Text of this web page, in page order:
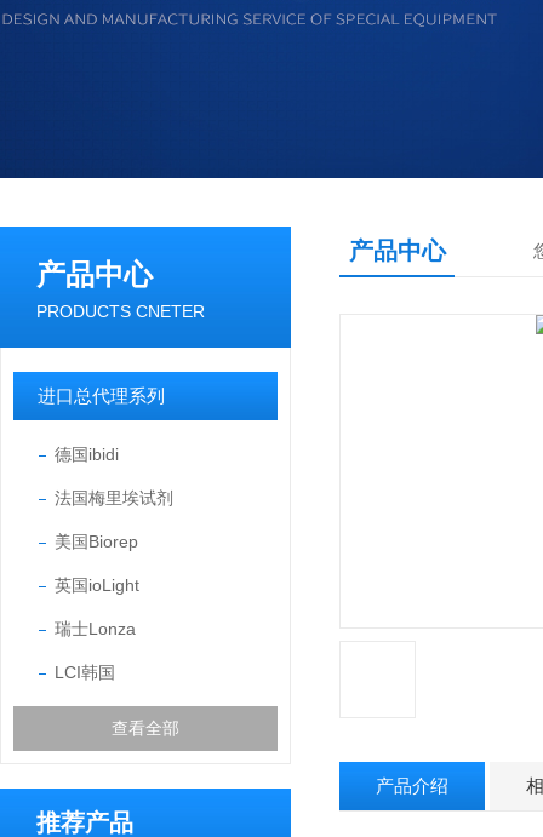
产品中心
PRODUCTS CNETER
进口总代理系列
德国ibidi
法国梅里埃试剂
美国Biorep
英国ioLight
瑞士Lonza
LCI韩国
查看全部
推荐产品
产品中心
产品介绍